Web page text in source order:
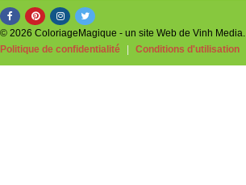
© 2026 ColoriageMagique - un site Web de Vinh Media.
Politique de confidentialité
Conditions d'utilisation